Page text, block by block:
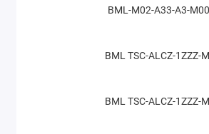
BML-M02-A33-A3-
BML TSC-ALCZ-1ZZZ-
BML TSC-ALCZ-1ZZZ-